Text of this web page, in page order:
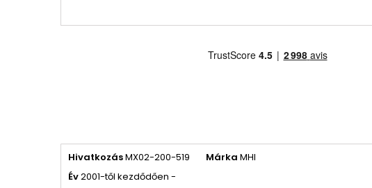
HivatkozásMX02-200-519 Márka MHI
Év2001-től kezdődően -